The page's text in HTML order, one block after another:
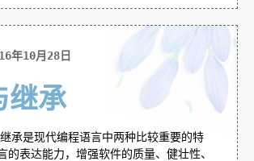
年10月28日
继承
承是现代编程语言中两种比较重要的特
的表达能力，增强软件的质量、健壮性、